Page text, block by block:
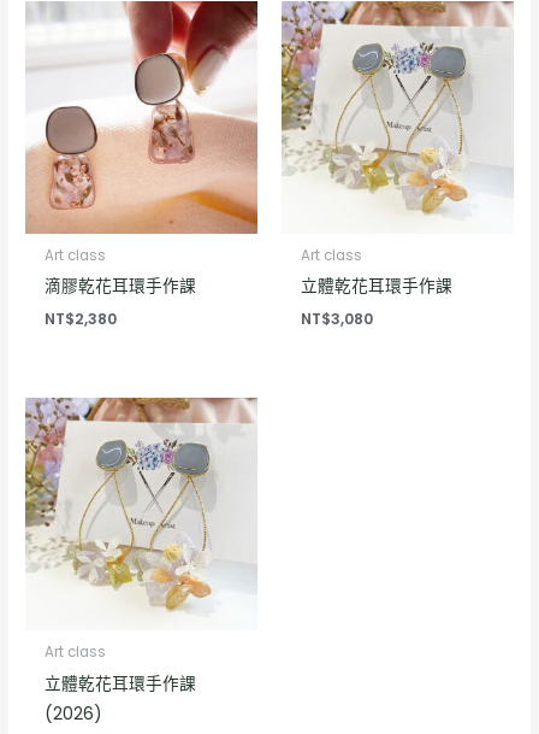
Art class
滴膠乾花耳環手作課
NT$2,380
Art class
立體乾花耳環手作課
NT$3,080
Art class
立體乾花耳環手作課
(2026)